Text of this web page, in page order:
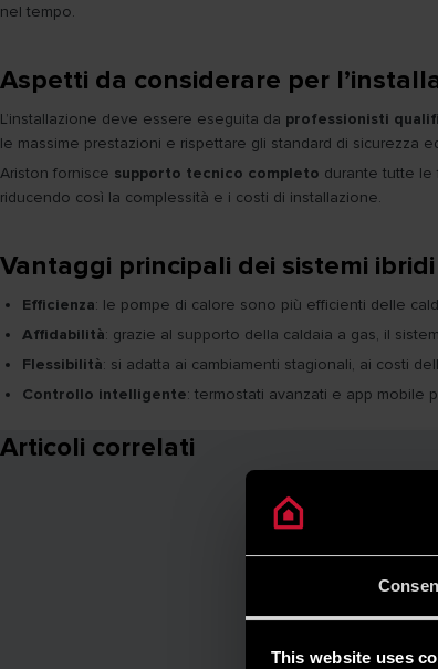
This website uses
nel tempo.
Aspetti da considerare per
L’installazione deve essere eseguita da professionisti
le massime prestazioni e rispettare gli standard di sicurezza
Ariston fornisce supporto tecnico completo durante tutte le
riducendo così la complessità e i costi di installazione.
Vantaggi principali dei sistemi ibridi
Efficienza: le pompe di calore sono più efficienti delle
Affidabilità: grazie al supporto della caldaia a gas, il
Flessibilità: si adatta ai cambiamenti stagionali, ai costi
Controllo intelligente: termostati avanzati e app mobile
Articoli correlati